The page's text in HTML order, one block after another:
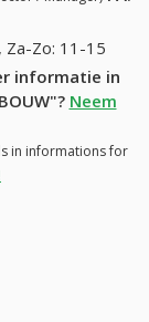
Za-Zo: 11-15
informatie in
Neem
in informations for